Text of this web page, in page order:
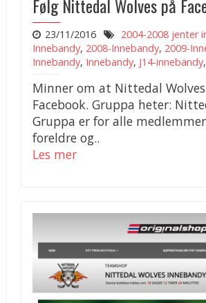
Følg Nittedal Wolves på
23/11/2016 2004-2008 jenter
Innebandy, 2008-Innebandy, 2009-
Innebandy, Innebandy, J14-innebandy,
Minner om at Nittedal
Facebook. Gruppa heter:
Gruppa er for alle
foreldre og..
Les mer